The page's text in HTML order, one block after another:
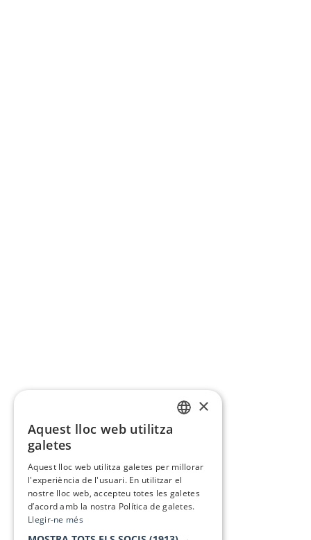
×
Aquest lloc web utilitza
galetes
Aquest lloc web utilitza galetes per millorar
l'experiència de l'usuari. En utilitzar el
nostre lloc web, accepteu totes les galetes
d’acord amb la nostra Política de galetes.
Llegir-ne més